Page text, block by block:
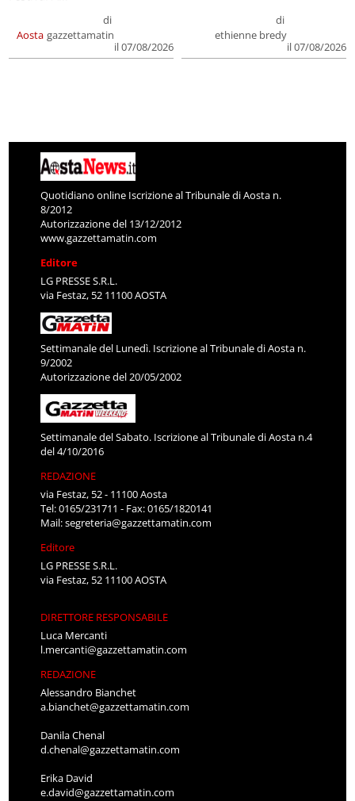
Aosta
di
gazzettamatin
il 07/08/2026
di
ethienne bredy
il 07/08/2026
Quotidiano online Iscrizione al Tribunale di Aosta n.
8/2012
Autorizzazione del 13/12/2012
www.gazzettamatin.com
Editore
LG PRESSE S.R.L.
via Festaz, 52 11100 AOSTA
Settimanale del Lunedì. Iscrizione al Tribunale di Aosta n.
9/2002
Autorizzazione del 20/05/2002
Settimanale del Sabato. Iscrizione al Tribunale di Aosta n.4
del 4/10/2016
REDAZIONE
via Festaz, 52 - 11100 Aosta
Tel: 0165/231711 - Fax: 0165/1820141
Mail:segreteria@gazzettamatin.com
Editore
LG PRESSE S.R.L.
via Festaz, 52 11100 AOSTA
DIRETTORE RESPONSABILE
Luca Mercanti
l.mercanti@gazzettamatin.com
REDAZIONE
Alessandro Bianchet
a.bianchet@gazzettamatin.com
Danila Chenal
d.chenal@gazzettamatin.com
Erika David
e.david@gazzettamatin.com